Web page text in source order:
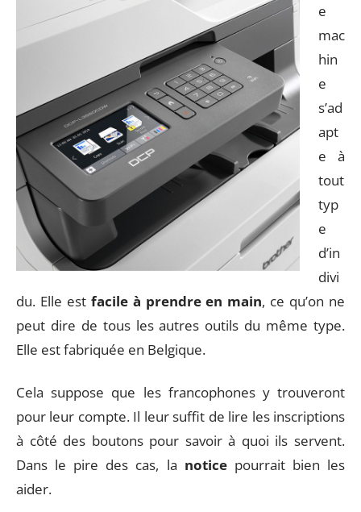
e
mac
hin
e
s’ad
apt
e à
tout
typ
e
d’in
divi
du. Elle est facile à prendre en main, ce qu’on ne
peut dire de tous les autres outils du même type.
Elle est fabriquée en Belgique.
Cela suppose que les francophones y trouveront
pour leur compte. Il leur suffit de lire les inscriptions
à côté des boutons pour savoir à quoi ils servent.
Dans le pire des cas, la noticepourrait bien les
aider.